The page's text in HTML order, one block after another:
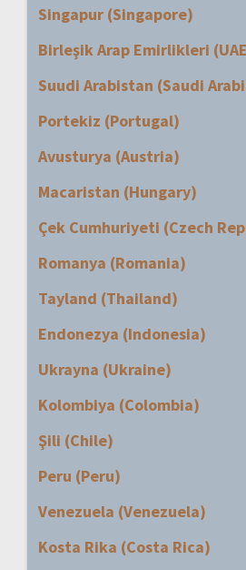
Singapur (Singapore)
Birleşik Arap Emirlikleri
Suudi Arabistan (Saudi
Portekiz (Portugal)
Avusturya (Austria)
Macaristan (Hungary)
Çek Cumhuriyeti (Czech
Romanya (Romania)
Tayland (Thailand)
Endonezya (Indonesia)
Ukrayna (Ukraine)
Kolombiya (Colombia)
Şili (Chile)
Peru (Peru)
Venezuela (Venezuela)
Kosta Rika (Costa Rica)